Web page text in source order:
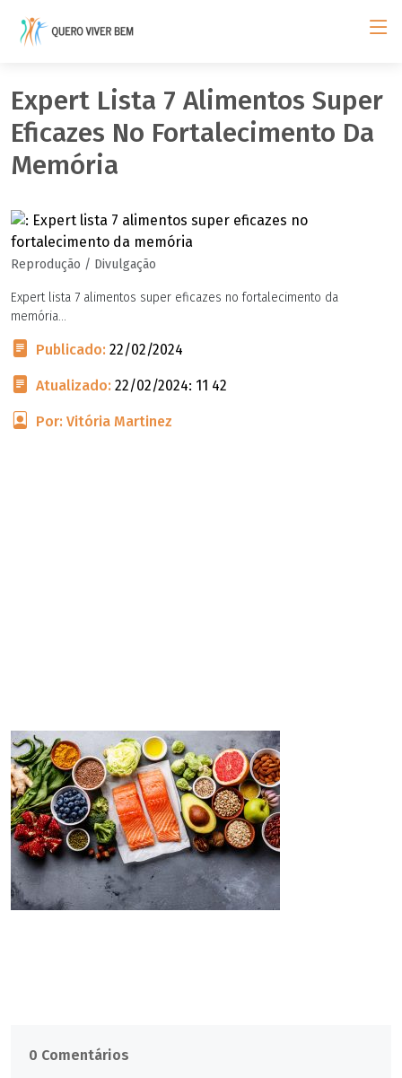
Expert Lista 7 Alimentos Super
Eficazes No Fortalecimento Da
Memória
Reprodução / Divulgação
Expert lista 7 alimentos super eficazes no fortalecimento da
memória...
Publicado: 22/02/2024
Atualizado: 22/02/2024: 11 42
Por: Vitória Martinez
0 Comentários